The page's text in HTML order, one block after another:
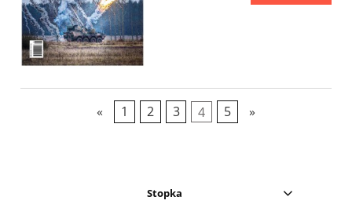
« 1 2 3 4 5 »
Stopka